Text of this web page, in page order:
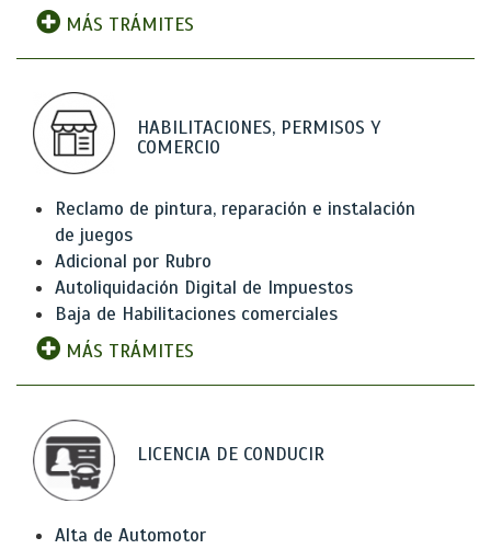
MÁS TRÁMITES
HABILITACIONES, PERMISOS Y
COMERCIO
Reclamo de pintura, reparación e instalación
de juegos
Adicional por Rubro
Autoliquidación Digital de Impuestos
Baja de Habilitaciones comerciales
MÁS TRÁMITES
LICENCIA DE CONDUCIR
Alta de Automotor